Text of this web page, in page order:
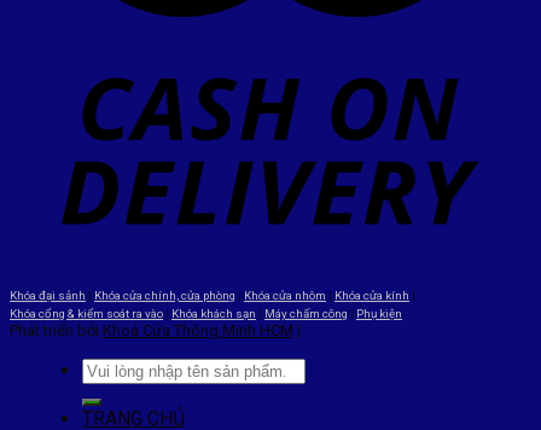
Khóa đại sảnh | Khóa cửa chính, cửa phòng | Khóa cửa nhôm | Khóa cửa kính |
Khóa cổng & kiểm soát ra vào | Khóa khách sạn | Máy chấm công | Phụ kiện
Phát triển bởi Khoá Cửa Thông Minh HCM |
TRANG CHỦ